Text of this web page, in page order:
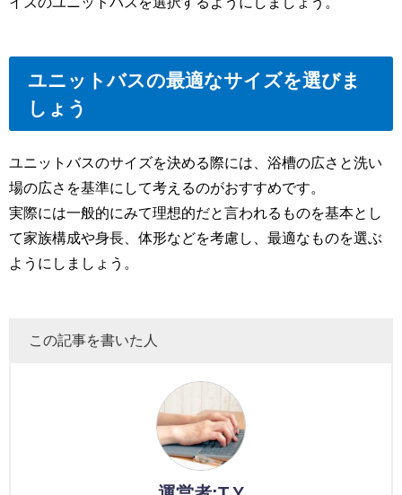
ユニットバスの最適なサイズを選びま
しょう
ユニットバスのサイズを決める際には、浴槽の広さと洗い
場の広さを基準にして考えるのがおすすめです。
実際には一般的にみて理想的だと言われるものを基本とし
て家族構成や身長、体形などを考慮し、最適なものを選ぶ
ようにしましょう。
この記事を書いた人